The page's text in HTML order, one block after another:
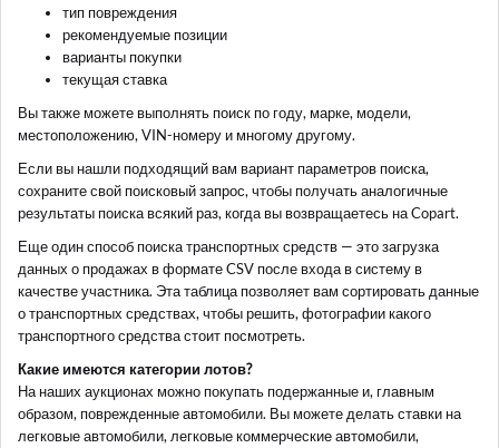
тип повреждения
рекомендуемые позиции
варианты покупки
текущая ставка
Вы также можете выполнять поиск по году, марке, модели,
местоположению, VIN-номеру и многому другому.
Если вы нашли подходящий вам вариант параметров поиска,
сохраните свой поисковый запрос, чтобы получать аналогичные
результаты поиска всякий раз, когда вы возвращаетесь на Copart.
Еще один способ поиска транспортных средств — это загрузка
данных о продажах в формате CSV после входа в систему в
качестве участника. Эта таблица позволяет вам сортировать данные
о транспортных средствах, чтобы решить, фотографии какого
транспортного средства стоит посмотреть.
Какие имеются категории лотов?
На наших аукционах можно покупать подержанные и, главным
образом, поврежденные автомобили. Вы можете делать ставки на
легковые автомобили, легковые коммерческие автомобили,